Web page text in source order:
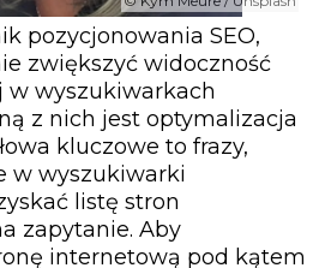
pozycjonowania SEO,
zwiększyć widoczność
wyszukiwarkach
z nich jest optymalizacja
kluczowe to frazy,
w wyszukiwarki
listę stron
zapytanie. Aby
internetową pod kątem